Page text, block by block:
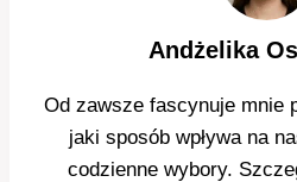
Andżelika
Od zawsze fascynuje mnie
jaki sposób wpływa na
codzienne wybory.